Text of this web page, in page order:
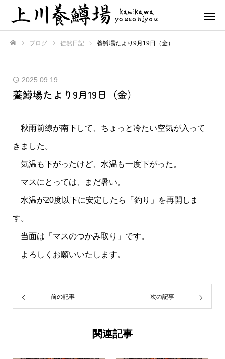
ブログ 徒然日記 養鱒場たより9月19日（金）
2025.09.19
養鱒場たより9月19日（金）
秋雨前線が南下して、ちょっと冷たい空気が入って
きました。
気温も下がったけど、水温も一度下がった。
マスにとっては、まだ暑い。
水温が20度以下に安定したら「釣り」を再開しま
す。
当面は「マスのつかみ取り」です。
よろしくお願いいたします。
前の記事 次の記事
関連記事